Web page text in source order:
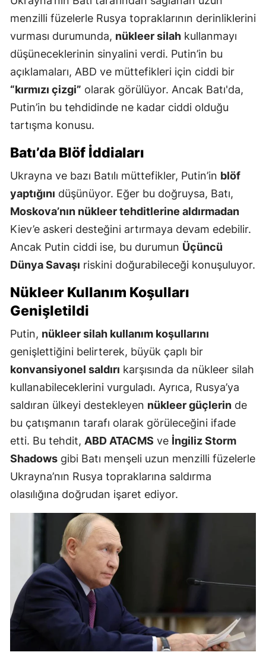
menzilli füzelerle Rusya topraklarının derinliklerini
vurması durumunda, nükleer silah kullanmayı
düşüneceklerinin sinyalini verdi. Putin’in bu
açıklamaları, ABD ve müttefikleri için ciddi bir
“kırmızı çizgi” olarak görülüyor. Ancak Batı'da,
Putin’in bu tehdidinde ne kadar ciddi olduğu
tartışma konusu.
Batı’da Blöf İddiaları
Ukrayna ve bazı Batılı müttefikler, Putin’in blöf
yaptığını düşünüyor. Eğer bu doğruysa, Batı,
Moskova’nın nükleer tehditlerine aldırmadan
Kiev’e askeri desteğini artırmaya devam edebilir.
Ancak Putin ciddi ise, bu durumun Üçüncü
Dünya Savaşı riskini doğurabileceği konuşuluyor.
Nükleer Kullanım Koşulları
Genişletildi
Putin, nükleer silah kullanım koşullarını
genişlettiğini belirterek, büyük çaplı bir
konvansiyonel saldırı karşısında da nükleer silah
kullanabileceklerini vurguladı. Ayrıca, Rusya’ya
saldıran ülkeyi destekleyen nükleer güçlerin de
bu çatışmanın tarafı olarak görüleceğini ifade
etti. Bu tehdit, ABD ATACMS ve İngiliz Storm
Shadows gibi Batı menşeli uzun menzilli füzelerle
Ukrayna’nın Rusya topraklarına saldırma
olasılığına doğrudan işaret ediyor.